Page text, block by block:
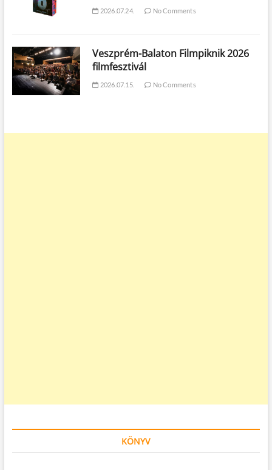
2026.07.24. No Comments
Veszprém-Balaton Filmpiknik 2026
filmfesztivál
2026.07.15. No Comments
KÖNYV